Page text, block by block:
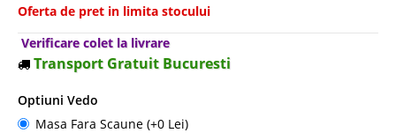
Oferta de pret in limita stocului
Verificare colet la livrare
Transport Gratuit Bucuresti
Optiuni Vedo
Masa Fara Scaune (+0 Lei)